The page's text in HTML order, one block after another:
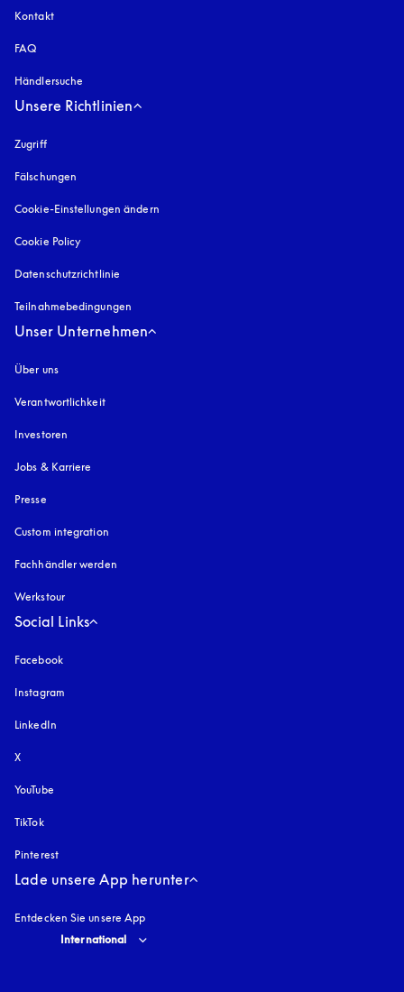
Kontakt
FAQ
Händlersuche
Unsere Richtlinien
Zugrifföffnet sich in einem neuen Tab
Fälschungen
Cookie-Einstellungen ändern
Cookie Policy
Datenschutzrichtlinie
Teilnahmebedingungen
Unser Unternehmen
Über uns
Verantwortlichkeit
Investoren
Jobs & Karriere
Presse
Custom integration
Fachhändler werden
Werkstour
Social Links
Facebook
Instagram
LinkedIn
X
YouTube
TikTok
Pinterest
Lade unsere App herunter
Entdecken Sie unsere App
Select country and language
International